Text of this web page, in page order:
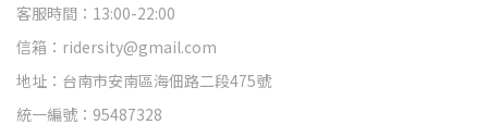
客服時間：13:00-22:00
信箱：ridersity@gmail.com
地址：台南市安南區海佃路二段475號
統一編號：95487328